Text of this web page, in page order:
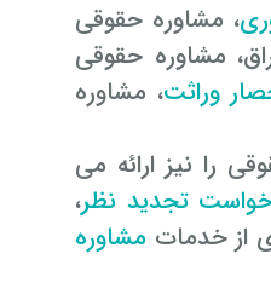
، مشاوره حقوقی
مشاوره حقوقی
وراثت، مشاوره
را نیز ارائه می
تجدید نظر،
از خدمات مشاوره